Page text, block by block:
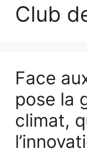
Club
Face
pose la
climat,